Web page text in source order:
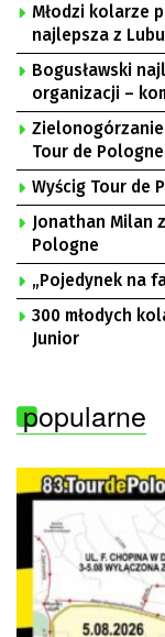
Młodzi kolarze
najlepsza z
Bogusławski
organizacji –
Tour de Pologne
Wyścig Tour de
Jonathan Milan
Pologne
„Pojedynek na
300 młodych
Junior
popularne